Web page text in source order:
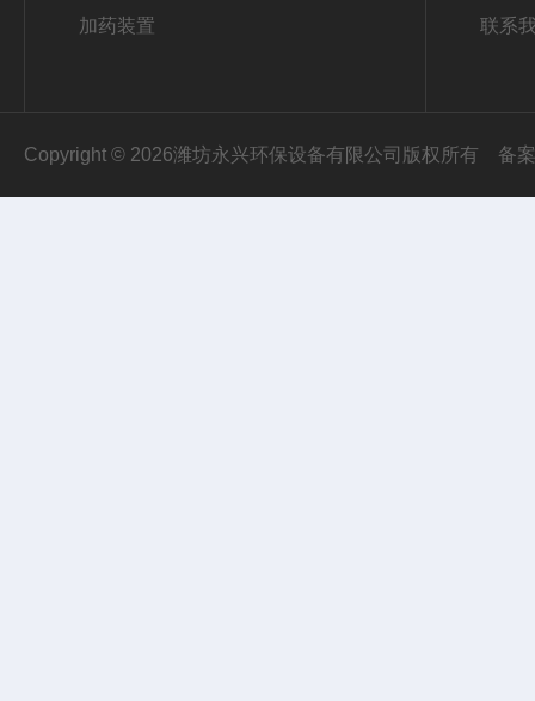
加药装置 联系
Copyright © 2026潍坊永兴环保设备有限公司版权所有 备